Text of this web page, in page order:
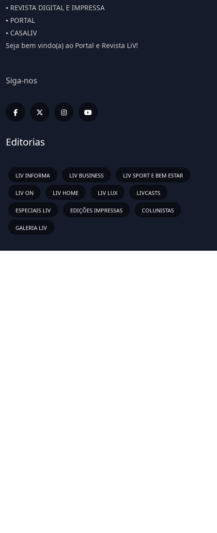
▪️ REVISTA DIGITAL E IMPRESSA
▪️ PORTAL
▪️ CASALIV
Seja bem vindo(a) ao Portal e Revista LiV!
Siga-nos
Editorias
LIV INFORMA LIV BUSINESS LIV SPORT E BEM ESTAR
LIV ON LIV HOME LIV LUX LIVCASTS
ESPECIAIS LIV EDIÇÕES IMPRESSAS COLUNISTAS
GALERIA LIV